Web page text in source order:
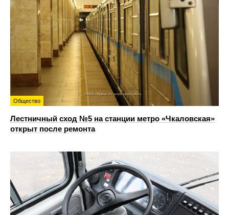
Общество
Лестничный сход №5 на станции метро «Чкаловская»
открыт после ремонта